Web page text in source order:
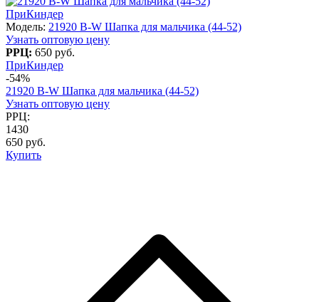
ПриКиндер
Модель: 21920 B-W Шапка для мальчика (44-52)
Узнать оптовую цену
РРЦ: 650 руб.
ПриКиндер
-54%
21920 B-W Шапка для мальчика (44-52)
Узнать оптовую цену
РРЦ:
1430
650 руб.
Купить